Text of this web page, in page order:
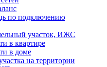
по подключению
участок, ИЖС
в квартире
в доме
на территории